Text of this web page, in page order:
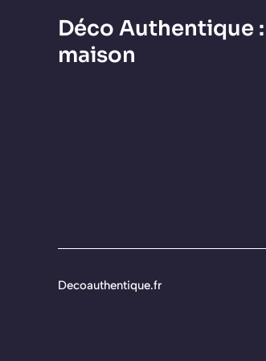
Déco Authentique
maison
Decoauthentique.fr